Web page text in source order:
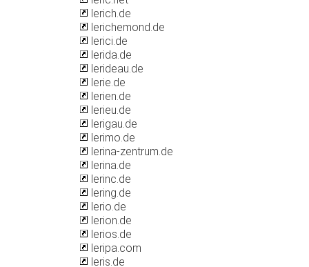
lerich.de
lerichemond.de
lerici.de
lerida.de
lerideau.de
lerie.de
lerien.de
lerieu.de
lerigau.de
lerimo.de
lerina-zentrum.de
lerina.de
lerinc.de
lering.de
lerio.de
lerion.de
lerios.de
leripa.com
leris.de